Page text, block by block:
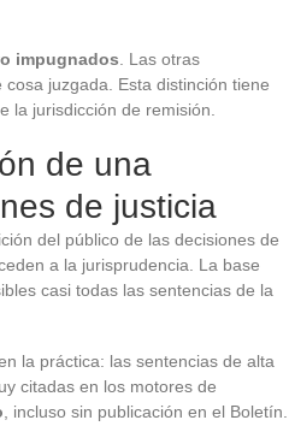
impugnados. Las otras
juzgada. Esta distinción tiene
la jurisdicción de remisión.
de una
de justicia
del público de las decisiones de
a la jurisprudencia. La base
casi todas las sentencias de la
la práctica: las sentencias de alta
citadas en los motores de
, incluso sin publicación en el Boletín.